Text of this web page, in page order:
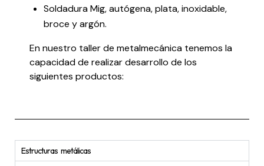
Soldadura Mig, autógena, plata, inoxidable,
broce y argón.
En nuestro taller de metalmecánica tenemos la
capacidad de realizar desarrollo de los
siguientes productos:
Estructuras metálicas